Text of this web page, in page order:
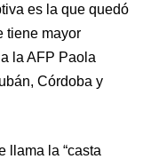
es la que quedó
tiene mayor
la AFP Paola
Córdoba y
llama la “casta